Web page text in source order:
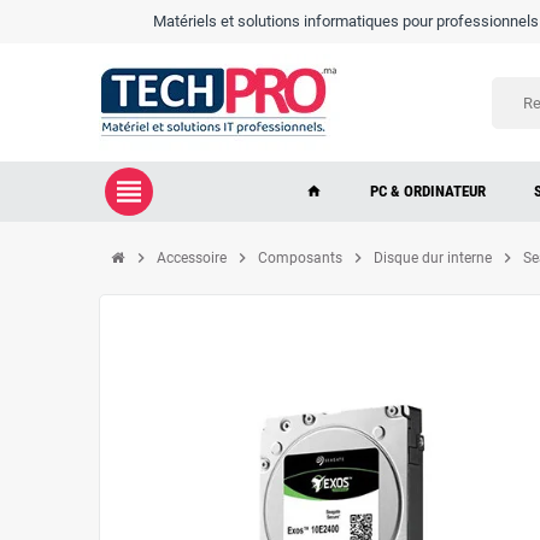
Matériels et solutions informatiques pour
view_headline home PC & ORDINATEUR
chevron_right Accessoire chevron_right Composants chevron_right Disque dur interne chevron_right